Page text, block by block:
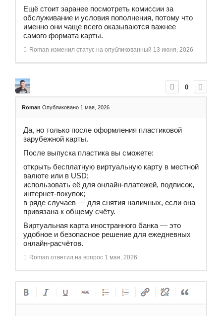
Ещё стоит заранее посмотреть комиссии за
обслуживание и условия пополнения, потому что
именно они чаще всего оказываются важнее
самого формата карты.
Roman изменил статус на опубликованный 13 июня, 2026
0
Roman Опубликовано 1 мая, 2026
Да, но только после оформления пластиковой
зарубежной карты.
После выпуска пластика вы сможете:
открыть бесплатную виртуальную карту в местной
валюте или в USD;
использовать её для онлайн‑платежей, подписок,
интернет‑покупок;
в ряде случаев — для снятия наличных, если она
привязана к общему счёту.
Виртуальная карта иностранного банка — это
удобное и безопасное решение для ежедневных
онлайн‑расчётов.
Roman ответил на вопрос 1 мая, 2026